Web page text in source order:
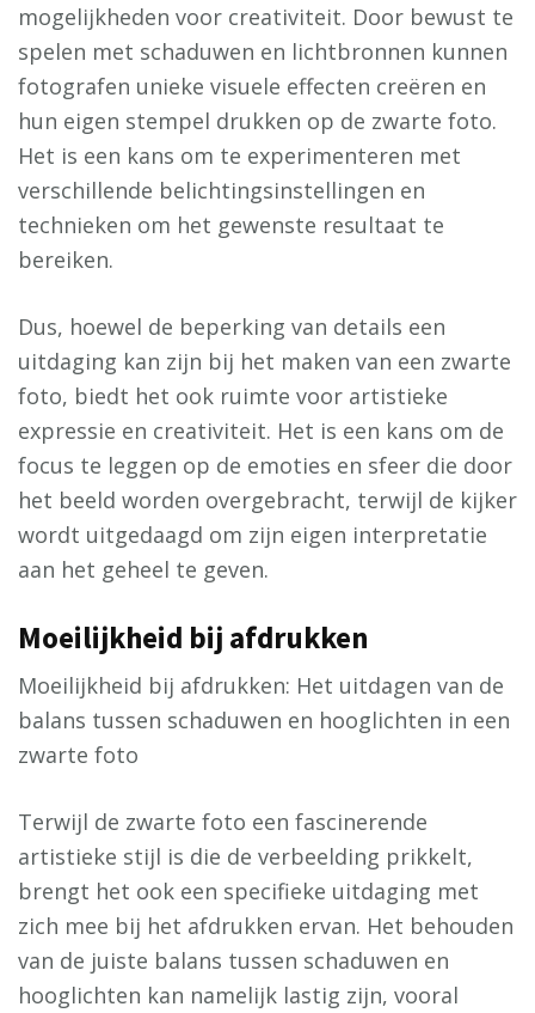
mogelijkheden voor creativiteit. Door bewust te
spelen met schaduwen en lichtbronnen kunnen
fotografen unieke visuele effecten creëren en
hun eigen stempel drukken op de zwarte foto.
Het is een kans om te experimenteren met
verschillende belichtingsinstellingen en
technieken om het gewenste resultaat te
bereiken.
Dus, hoewel de beperking van details een
uitdaging kan zijn bij het maken van een zwarte
foto, biedt het ook ruimte voor artistieke
expressie en creativiteit. Het is een kans om de
focus te leggen op de emoties en sfeer die door
het beeld worden overgebracht, terwijl de kijker
wordt uitgedaagd om zijn eigen interpretatie
aan het geheel te geven.
Moeilijkheid bij afdrukken
Moeilijkheid bij afdrukken: Het uitdagen van de
balans tussen schaduwen en hooglichten in een
zwarte foto
Terwijl de zwarte foto een fascinerende
artistieke stijl is die de verbeelding prikkelt,
brengt het ook een specifieke uitdaging met
zich mee bij het afdrukken ervan. Het behouden
van de juiste balans tussen schaduwen en
hooglichten kan namelijk lastig zijn, vooral